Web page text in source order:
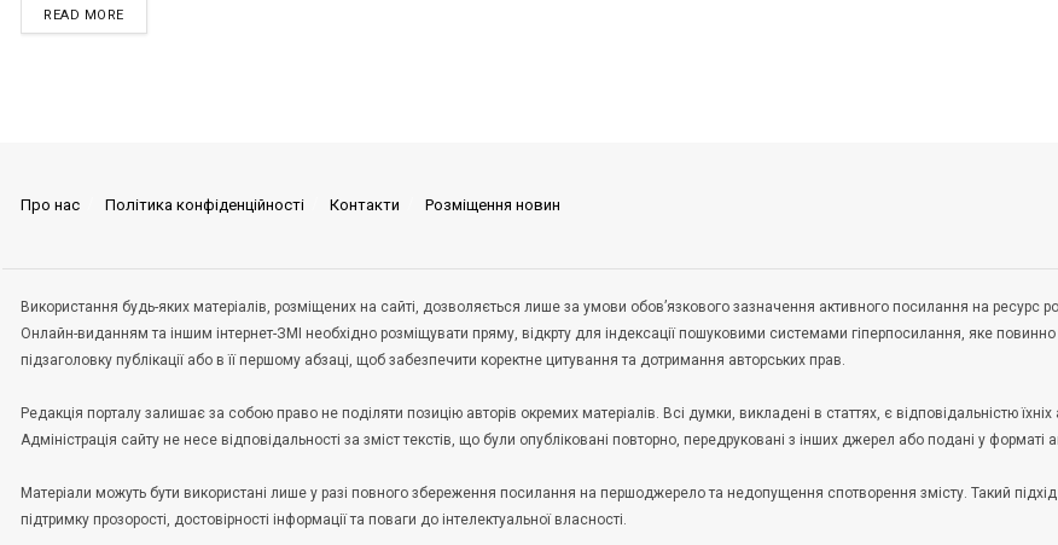
READ MORE
Про нас Політика конфіденційності Контакти Розміщення новин
Використання будь-яких матеріалів, розміщених на сайті, дозволяється лише за умови обов’язкового зазначення активного посилання на ресурс
Онлайн-виданням та іншим інтернет-ЗМІ необхідно розміщувати пряму, відкрту для індексації пошуковими системами гіперпосилання, яке
підзаголовку публікації або в її першому абзаці, щоб забезпечити коректне цитування та дотримання авторських прав.
Редакція порталу залишає за собою право не поділяти позицію авторів окремих матеріалів. Всі думки, викладені в статтях, є відповідальністю їхніх
Адміністрація сайту не несе відповідальності за зміст текстів, що були опубліковані повторно, передруковані з інших джерел або подані у форматі
Матеріали можуть бути використані лише у разі повного збереження посилання на першоджерело та недопущення спотворення змісту. Такий
підтримку прозорості, достовірності інформації та поваги до інтелектуальної власності.